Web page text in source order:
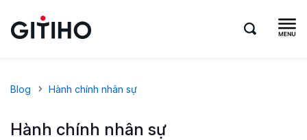
Blog Hành chính nhân sự
Hành chính nhân sự